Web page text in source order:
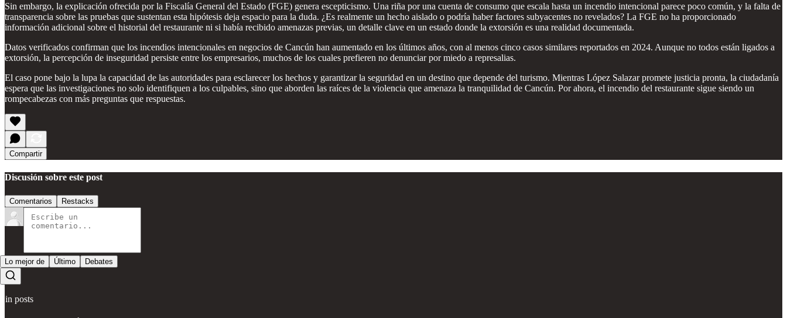
Sin embargo, la explicación ofrecida por la Fiscalía General del Estado (FGE) genera escepticismo. Una riña por una cuenta de consumo que escala hasta un incendio intencional parece poco común, y la falta de
transparencia sobre las pruebas que sustentan esta hipótesis deja espacio para la duda. ¿Es realmente un hecho aislado o podría haber factores subyacentes no revelados? La FGE no ha proporcionado
información adicional sobre el historial del restaurante ni si había recibido amenazas previas, un detalle clave en un estado donde la extorsión es una realidad documentada.
Datos verificados confirman que los incendios intencionales en negocios de Cancún han aumentado en los últimos años, con al menos cinco casos similares reportados en 2024. Aunque no todos están ligados a
extorsión, la percepción de inseguridad persiste entre los empresarios, muchos de los cuales prefieren no denunciar por miedo a represalias.
El caso pone bajo la lupa la capacidad de las autoridades para esclarecer los hechos y garantizar la seguridad en un destino que depende del turismo. Mientras López Salazar promete justicia pronta, la ciudadanía
espera que las investigaciones no solo identifiquen a los culpables, sino que aborden las raíces de la violencia que amenaza la tranquilidad de Cancún. Por ahora, el incendio del restaurante sigue siendo un
rompecabezas con más preguntas que respuestas.
Compartir
Discusión sobre este post
Comentarios Restacks
Lo mejor de Último Debates
Sin posts